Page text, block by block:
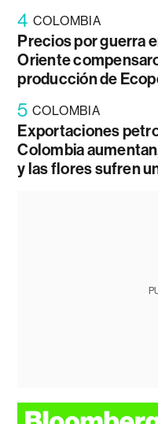
4 COLOMBIA
Precios por guerra
Oriente
producción de
5 COLOMBIA
Exportaciones
Colombia
y las flores sufren